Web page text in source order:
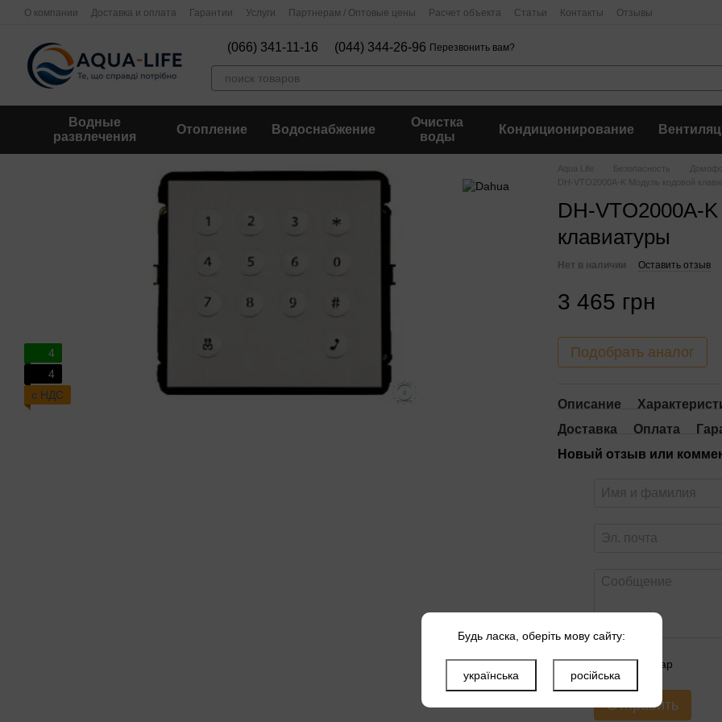
Перейти к основному контенту
О компании Доставка и оплата Гарантии Услуги Партнерам / Оптовые цены Расчет объекта Статьи Контакты Отзывы
(066) 341-11-16 (044) 344-26-96 Перезвонить вам?
Водные
развлечения
Отопление Водоснабжение
Очистка
воды
Кондиционирование
4
4
с НДС
Aqua Life Безопасность
DH-VTO2000A-K Модуль кодовой
DH-VTO2000A-
клавиатуры
Нет в наличии Оставить отзыв
3 465 грн
Подобрать аналог
Описание
Доставка
Оплата
Новый отзыв или
Оцените товар
Отправить
Будь ласка, оберіть мову сайту:
українська російська